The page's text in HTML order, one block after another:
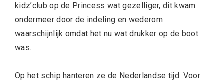
kidz’club op de Princess wat gezelliger, dit kwam
ondermeer door de indeling en wederom
waarschijnlijk omdat het nu wat drukker op de boot
was.
Op het schip hanteren ze de Nederlandse tijd. Voor